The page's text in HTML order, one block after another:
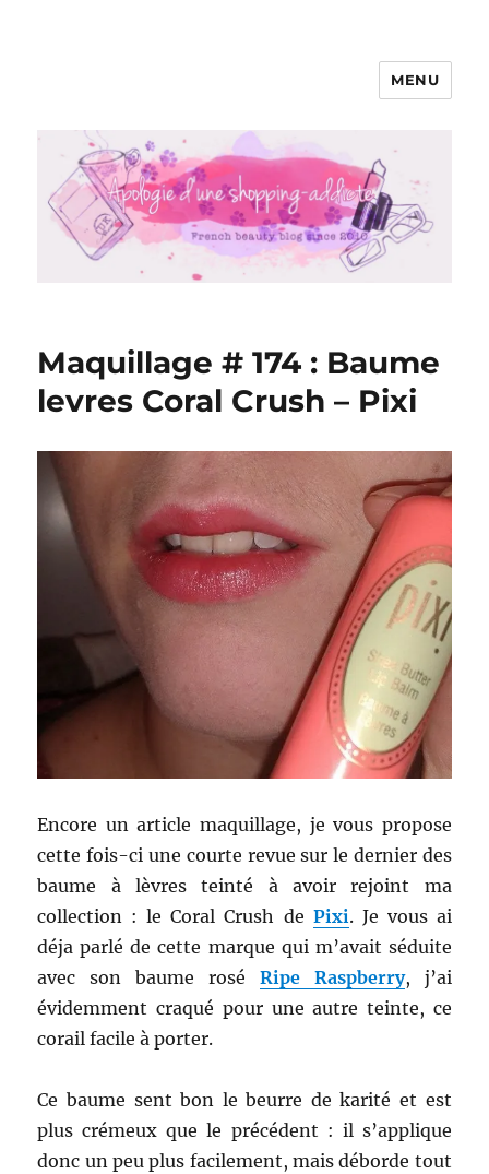
Apologie d'une Shopping-addicte
MENU
Maquillage # 174 : Baume
levres Coral Crush – Pixi
Encore un article maquillage, je vous propose
cette fois-ci une courte revue sur le dernier des
baume à lèvres teinté à avoir rejoint ma
collection : le Coral Crush de Pixi. Je vous ai
déja parlé de cette marque qui m’avait séduite
avec son baume rosé Ripe Raspberry, j’ai
évidemment craqué pour une autre teinte, ce
corail facile à porter.
Ce baume sent bon le beurre de karité et est
plus crémeux que le précédent : il s’applique
donc un peu plus facilement, mais déborde tout